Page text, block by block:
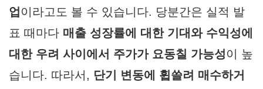
업 이라고도 볼 수 있습니다. 당분간은 실적 발
표 때마다 매출 성장률에 대한 기대와 수익성에
대한 우려 사이에서 주가가 요동칠 가능성이 높
습니다. 따라서, 단기 변동에 휩쓸려 매수하거